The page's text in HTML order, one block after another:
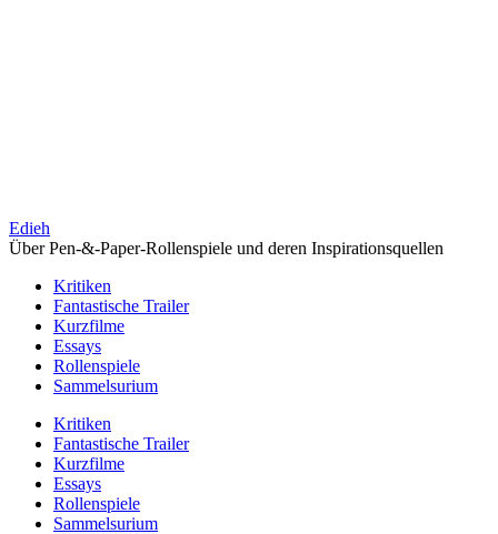
Edieh
Über Pen-&-Paper-Rollenspiele und deren Inspirationsquellen
Kritiken
Fantastische Trailer
Kurzfilme
Essays
Rollenspiele
Sammelsurium
Kritiken
Fantastische Trailer
Kurzfilme
Essays
Rollenspiele
Sammelsurium